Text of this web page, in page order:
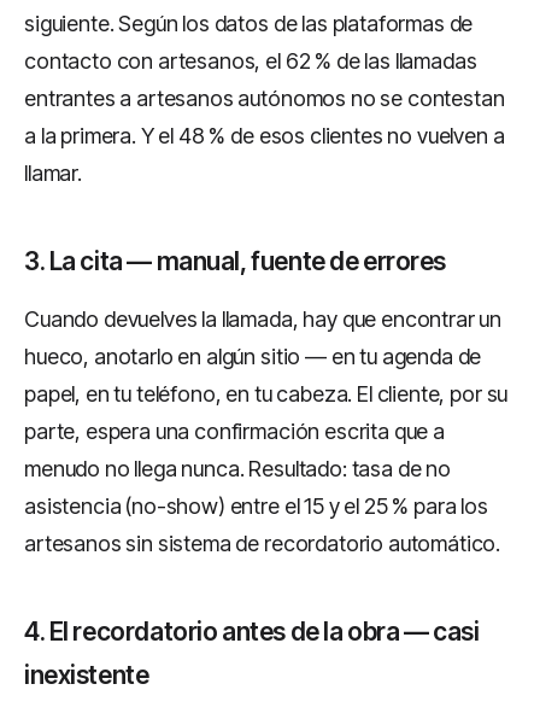
siguiente. Según los datos de las plataformas de
contacto con artesanos, el 62 % de las llamadas
entrantes a artesanos autónomos no se contestan
a la primera. Y el 48 % de esos clientes no vuelven a
llamar.
3. La cita — manual, fuente de errores
Cuando devuelves la llamada, hay que encontrar un
hueco, anotarlo en algún sitio — en tu agenda de
papel, en tu teléfono, en tu cabeza. El cliente, por su
parte, espera una confirmación escrita que a
menudo no llega nunca. Resultado: tasa de no
asistencia (no-show) entre el 15 y el 25 % para los
artesanos sin sistema de recordatorio automático.
4. El recordatorio antes de la obra — casi
inexistente